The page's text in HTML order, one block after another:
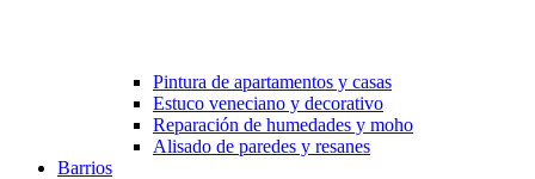
Pintura de apartamentos y casas
Estuco veneciano y decorativo
Reparación de humedades y moho
Alisado de paredes y resanes
Barrios